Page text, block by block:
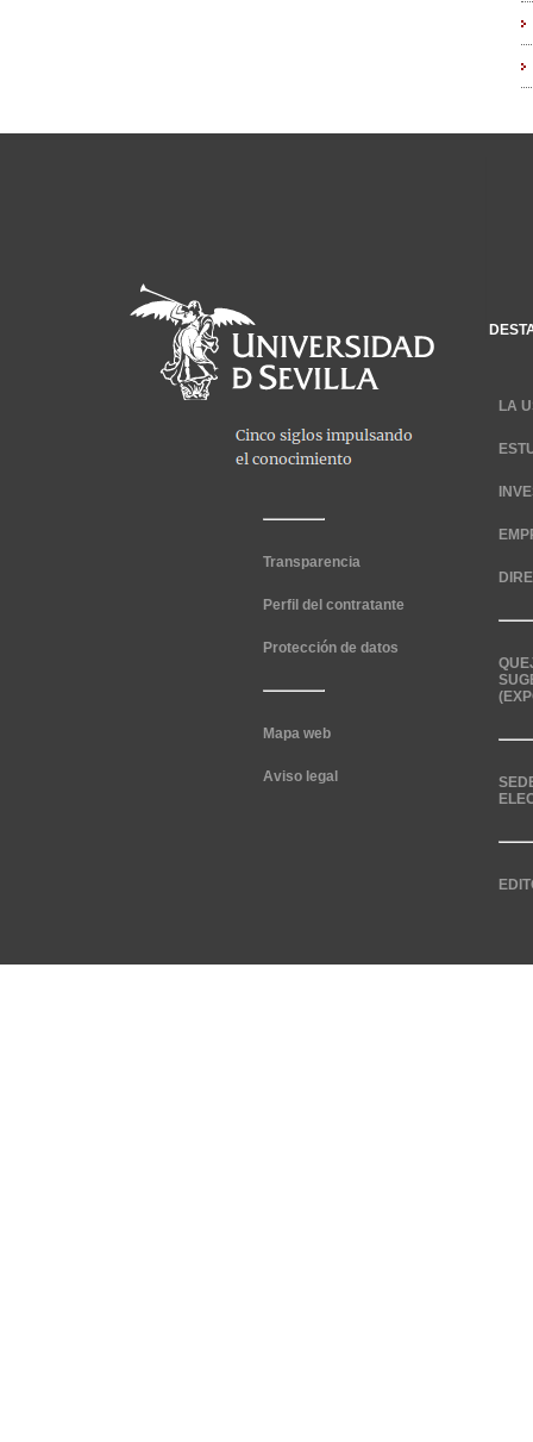
Transparencia
Perfil del contratante
Protección de datos
Mapa web
Aviso legal
LA